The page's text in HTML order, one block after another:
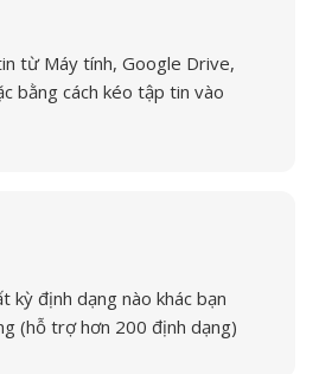
từ Máy tính, Google Drive,
bằng cách kéo tập tin vào
kỳ định dạng nào khác bạn
(hỗ trợ hơn 200 định dạng)